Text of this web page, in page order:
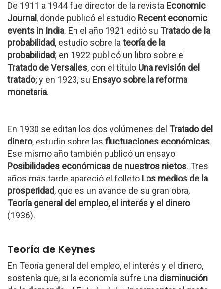
De 1911 a 1944 fue director de la revista Economic
Journal , donde publicó el estudio Recent economic
events in India. En el año 1921 editó su Tratado de la
probabilidad, estudio sobre la teoría de la
probabilidad; en 1922 publicó un libro sobre el
Tratado de Versalles, con el título Una revisión del
tratado; y en 1923, su Ensayo sobre la reforma
monetaria.
En 1930 se editan los dos volúmenes del Tratado del
dinero, estudio sobre las fluctuaciones económicas.
Ese mismo año también publicó un ensayo
Posibilidades económicas de nuestros nietos. Tres
años más tarde apareció el folleto Los medios de la
prosperidad, que es un avance de su gran obra,
Teoría general del empleo, el interés y el dinero
(1936).
Teoría de Keynes
En Teoría general del empleo, el interés y el dinero,
sostenía que, si la economía sufre una disminución